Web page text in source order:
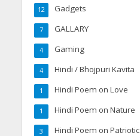
Gadgets
12
GALLARY
7
Gaming
4
Hindi / Bhojpuri Kavita
4
Hindi Poem on Love
1
Hindi Poem on Nature
1
Hindi Poem on Patriotic
3